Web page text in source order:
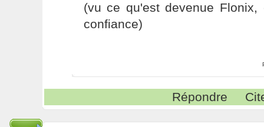
(vu ce qu'est devenue
confiance)
Répondre